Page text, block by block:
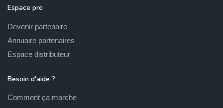
Espace pro
Devenir partenaire
Annuaire partenaires
Espace distributeur
Besoin d'aide ?
Comment ça marche